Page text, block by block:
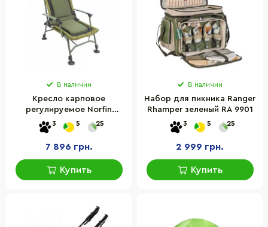
В наличии
Кресло карповое
регулируемое Norfin
LINCOLN NF-20606
3 5 25
7 896 грн.
Купить
В наличии
Набор для пикника Ranger
Rhamper зеленый RA 9901
3 5 25
2 999 грн.
Купить